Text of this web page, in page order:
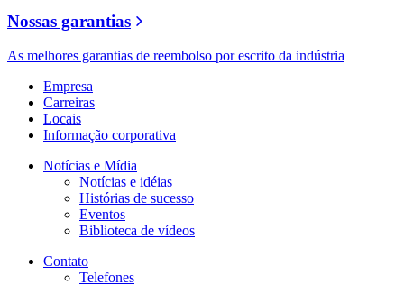
Nossas garantias
As melhores garantias de reembolso por escrito da indústria
Empresa
Carreiras
Locais
Informação corporativa
Notícias e Mídia
Notícias e idéias
Histórias de sucesso
Eventos
Biblioteca de vídeos
Contato
Telefones